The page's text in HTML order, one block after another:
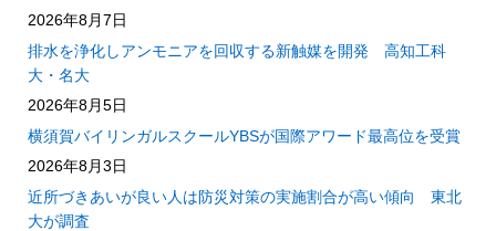
2026年8月7日
排水を浄化しアンモニアを回収する新触媒を開発 高知工科
大・名大
2026年8月5日
横須賀バイリンガルスクールYBSが国際アワード最高位を受賞
2026年8月3日
近所づきあいが良い人は防災対策の実施割合が高い傾向 東北
大が調査